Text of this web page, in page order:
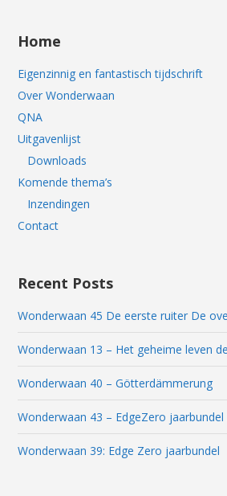
Home
Eigenzinnig en fantastisch tijdschrift
Over Wonderwaan
QNA
Uitgavenlijst
Downloads
Komende thema’s
Inzendingen
Contact
Recent Posts
Wonderwaan 45 De eerste ruiter De
Wonderwaan 13 – Het geheime leven
Wonderwaan 40 – Götterdämmerung
Wonderwaan 43 – EdgeZero jaarbundel
Wonderwaan 39: Edge Zero jaarbundel